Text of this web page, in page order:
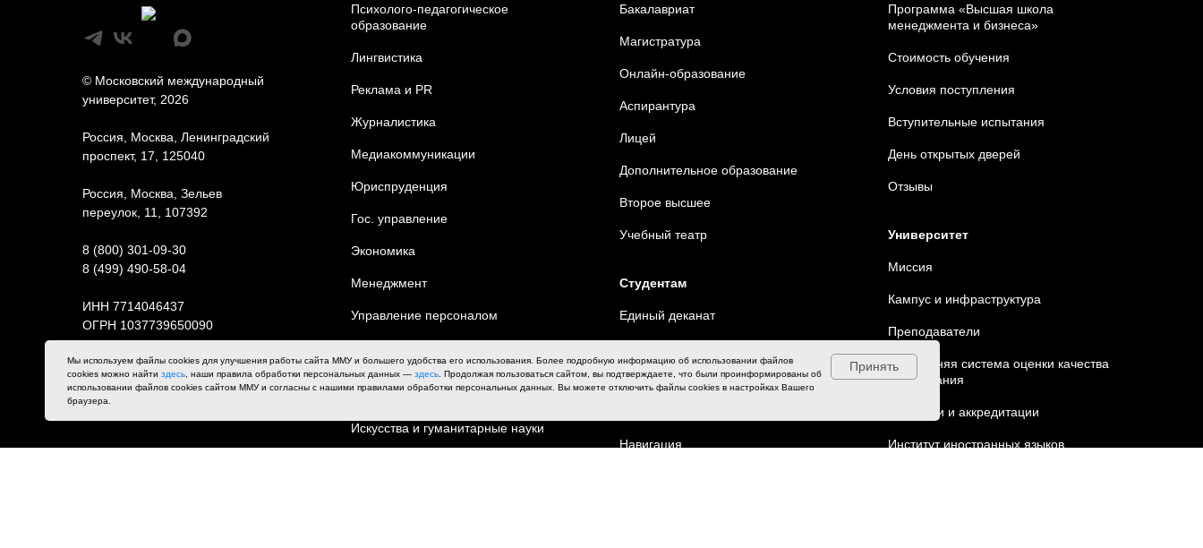
© Московский международный
университет, 2026
Россия, Москва, Ленинградский
проспект, 17, 125040
Россия, Москва, Зельев
переулок, 11, 107392
8 (800) 301-09-30
8 (499) 490-58-04
ИНН 7714046437
ОГРН 1037739650090
Карта сайта
Психолого-педагогическое
образование
Лингвистика
Реклама и PR
Журналистика
Медиакоммуникации
Юриcпруденция
Гос. управление
Экономика
Менеджмент
Управление персоналом
системы
Бизнес-информатика
Искусства и гуманитарные науки
Бакалавриат
Магистратура
Онлайн-образование
Аспирантура
Лицей
Дополнительное образование
Второе высшее
Учебный театр
Студентам
Единый деканат
Расписание занятий
Навигация
Программа «Высшая школа
менеджмента и бизнеса»
Стоимость обучения
Условия поступления
Вступительные испытания
День открытых дверей
Отзывы
Университет
Миссия
Кампус и инфраструктура
Преподаватели
Внутренняя система оценки качества
образования
Лицензии и аккредитации
Институт иностранных языков
Мы используем файлы cookies для улучшения работы сайта ММУ и большего удобства его использования. Более подробную информацию об использовании файлов
cookies можно найти здесь , наши правила обработки персональных данных — здесь . Продолжая пользоваться сайтом, вы подтверждаете, что были проинформированы об
использовании файлов cookies сайтом ММУ и согласны с нашими правилами обработки персональных данных. Вы можете отключить файлы cookies в настройках Вашего
браузера.
Принять